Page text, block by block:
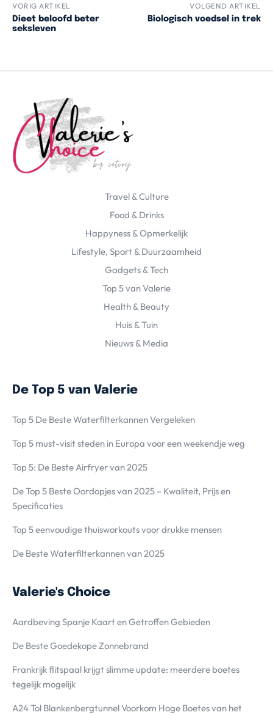
VORIG ARTIKEL
Dieet beloofd beter
seksleven
VOLGEND ARTIKEL
Biologisch voedsel in trek
Travel & Culture
Food & Drinks
Happyness & Opmerkelijk
Lifestyle, Sport & Duurzaamheid
Gadgets & Tech
Top 5 van Valerie
Health & Beauty
Huis & Tuin
Nieuws & Media
De Top 5 van Valerie
Top 5 De Beste Waterfilterkannen Vergeleken
Top 5 must-visit steden in Europa voor een weekendje weg
Top 5: De Beste Airfryer van 2025
De Top 5 Beste Oordopjes van 2025 – Kwaliteit, Prijs en
Specificaties
Top 5 eenvoudige thuisworkouts voor drukke mensen
De Beste Waterfilterkannen van 2025
Valerie's Choice
Aardbeving Spanje Kaart en Getroffen Gebieden
De Beste Goedekope Zonnebrand
Frankrijk flitspaal krijgt slimme update: meerdere boetes
tegelijk mogelijk
A24 Tol Blankenbergtunnel Voorkom Hoge Boetes van het